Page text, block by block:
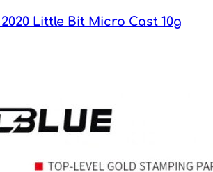
Little Bit Micro Cast 10g